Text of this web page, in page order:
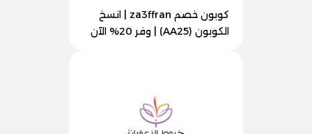
كوبون خصم za3ffran | انسخ
الكوبون (AA25) | وفر 20% الآن